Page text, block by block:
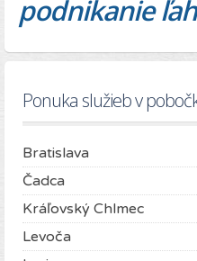
podnikanie
Ponuka služieb v
Bratislava
Čadca
Kráľovský Chlmec
Levoča